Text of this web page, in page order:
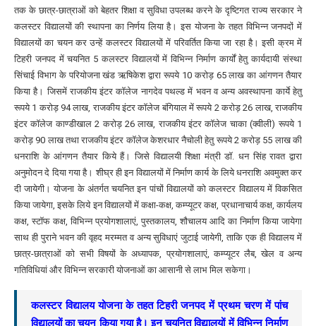
तक के छात्र-छात्राओं को बेहतर शिक्षा व सुविधा उपलब्ध करने के दृष्टिगत राज्य सरकार ने
कलस्टर विद्यालयों की स्थापना का निर्णय लिया है। इस योजना के तहत विभिन्न जनपदों में
विद्यालयों का चयन कर उन्हें कलस्टर विद्यालयों में परिवर्तित किया जा रहा है। इसी क्रम में
टिहरी जनपद में चयनित 5 कलस्टर विद्यालयों में विभिन्न निर्माण कार्यों हेतु कार्यदायी संस्था
सिंचाई विभाग के परियोजना खंड ऋषिकेश द्वारा रूपये 10 करोड़ 65 लाख का आंगणन तैयार
किया है। जिसमें राजकीय इंटर कॉलेज नागदेव पथल्ड में भवन व अन्य अवस्थापना कार्ये हेतु
रूपये 1 करोड़ 94 लाख, राजकीय इंटर कॉलेज बंगियाल में रूपये 2 करोड़ 26 लाख, राजकीय
इंटर कॉलेज काण्डीखाल 2 करोड़ 26 लाख, राजकीय इंटर कॉलेज चाका (क्वीली) रूपये 1
करोड़ 90 लाख तथा राजकीय इंटर कॉलेज केशरधार नैचोली हेतु रूपये 2 करोड़ 55 लाख की
धनराशि के आंगणन तैयार किये हैं। जिसे विद्यालयी शिक्षा मंत्री डॉ. धन सिंह रावत द्वारा
अनुमोदन दे दिया गया है। शीघ्र ही इन विद्यालयों में निर्माण कार्य के लिये धनराशि अवमुक्त कर
दी जायेगी। योजना के अंतर्गत चयनित इन पांचों विद्यालयों को कलस्टर विद्यालय में विकसित
किया जायेगा, इसके लिये इन विद्यालयों में कक्षा-कक्ष, कम्प्यूटर कक्ष, प्रधानाचार्य कक्ष, कार्यलय
कक्ष, स्टॉफ कक्ष, विभिन्न प्रयोगशालाएं, पुस्तकालय, शौचालय आदि का निर्माण किया जायेगा
साथ ही पुराने भवन की वृहद मरम्मत व अन्य सुविधाएं जुटाई जायेगी, ताकि एक ही विद्यालय में
छात्र-छात्राओं को सभी विषयों के अध्यापक, प्रयोगशालाएं, कम्प्यूटर लैब, खेल व अन्य
गतिविधियां और विभिन्न सरकारी योजनाओं का आसानी से लाभ मिल सकेगा।
कलस्टर विद्यालय योजना के तहत टिहरी जनपद में प्रथम चरण में पांच
विद्यालयों का चयन किया गया है। इन चयनित विद्यालयों में विभिन्न निर्माण